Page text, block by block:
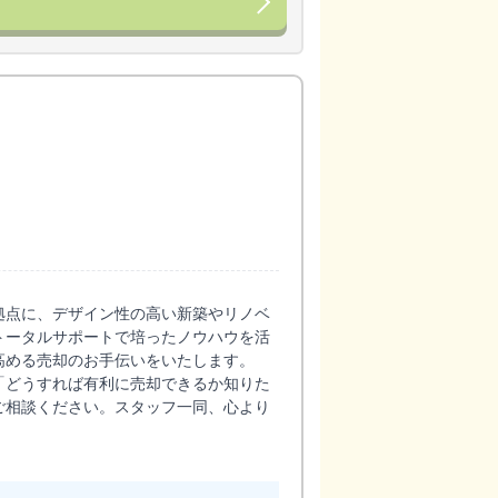
に、デザイン性の高い新築やリノベ
タルサポートで培ったノウハウを活
る売却のお手伝いをいたします。
うすれば有利に売却できるか知りた
談ください。スタッフ一同、心より